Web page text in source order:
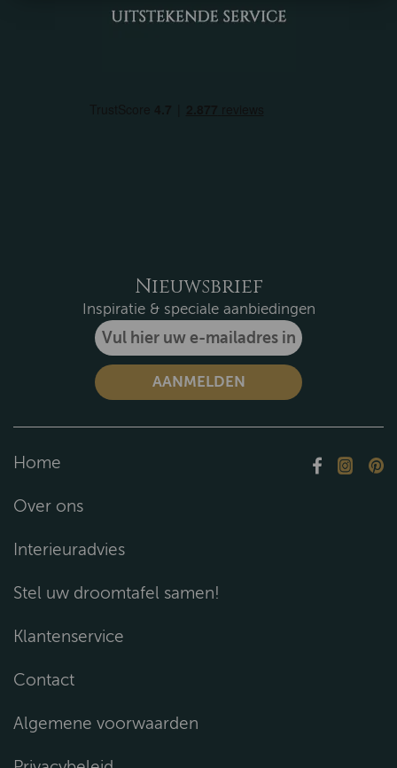
Nieuwsbrief
Inspiratie & speciale aanbiedingen
Home
Over ons
Interieuradvies
Stel uw droomtafel samen!
Klantenservice
Contact
Algemene voorwaarden